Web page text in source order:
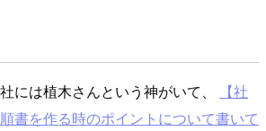
には植木さんという神がいて、
【社
書を作る時のポイントについて書いて